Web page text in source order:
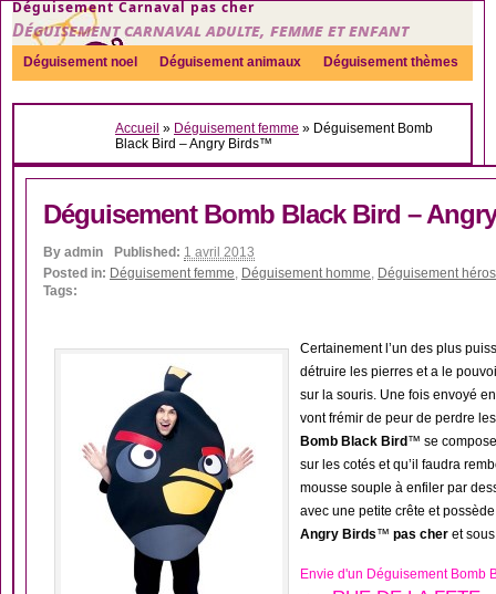
Déguisement Carnaval pas cher
Déguisement carnaval adulte, femme et enfant
Déguisement noel Déguisement animaux Déguisement thèmes
Sexy Déguisement couple Déguisements par genre Idées
Accueil » Déguisement femme » Déguisement Bomb
Black Bird – Angry Birds™
Déguisement Bomb Black Bird –
By admin Published: 1 avril 2013
Posted in: Déguisement femme, Déguisement homme, Déguisement héros
Tags:
Certainement l’un des plus
détruire les pierres et a le
sur la souris. Une fois envoyé
vont frémir de peur de perdre
Bomb Black Bird ™ se
sur les cotés et qu’il faudra
mousse souple à enfiler par
avec une petite crête et
Angry Birds™ pas cher et
Envie d'un Déguisement Bomb